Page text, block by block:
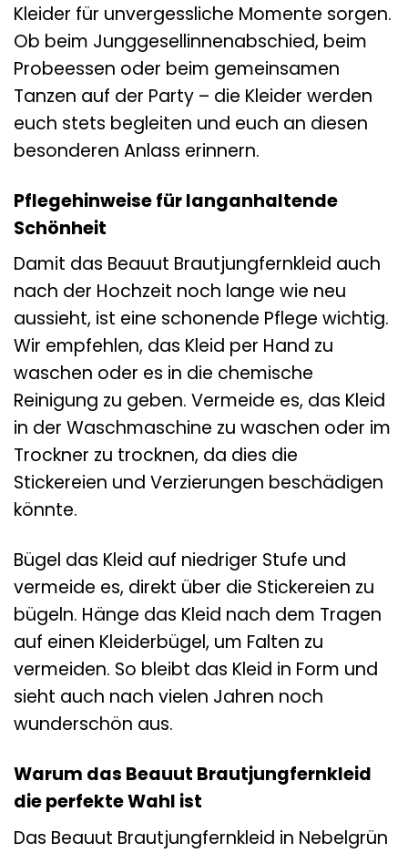
Kleider für unvergessliche Momente sorgen.
Ob beim Junggesellinnenabschied, beim
Probeessen oder beim gemeinsamen
Tanzen auf der Party – die Kleider werden
euch stets begleiten und euch an diesen
besonderen Anlass erinnern.
Pflegehinweise für langanhaltende
Schönheit
Damit das Beauut Brautjungfernkleid auch
nach der Hochzeit noch lange wie neu
aussieht, ist eine schonende Pflege wichtig.
Wir empfehlen, das Kleid per Hand zu
waschen oder es in die chemische
Reinigung zu geben. Vermeide es, das Kleid
in der Waschmaschine zu waschen oder im
Trockner zu trocknen, da dies die
Stickereien und Verzierungen beschädigen
könnte.
Bügel das Kleid auf niedriger Stufe und
vermeide es, direkt über die Stickereien zu
bügeln. Hänge das Kleid nach dem Tragen
auf einen Kleiderbügel, um Falten zu
vermeiden. So bleibt das Kleid in Form und
sieht auch nach vielen Jahren noch
wunderschön aus.
Warum das Beauut Brautjungfernkleid
die perfekte Wahl ist
Das Beauut Brautjungfernkleid in Nebelgrün